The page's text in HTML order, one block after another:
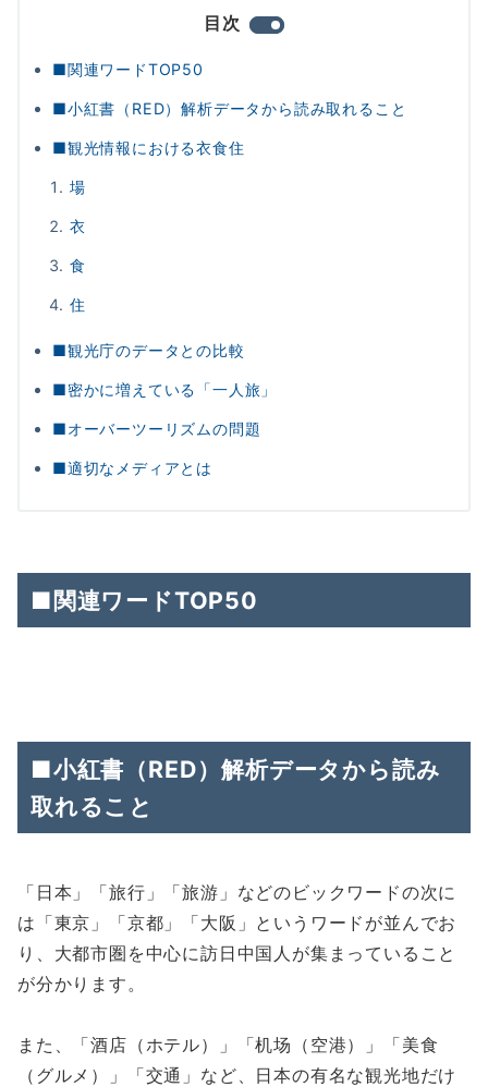
目次
■関連ワードTOP50
■小紅書（RED）解析データから読み取れること
■観光情報における衣食住
場
衣
食
住
■観光庁のデータとの比較
■密かに増えている「一人旅」
■オーバーツーリズムの問題
■適切なメディアとは
■関連ワードTOP50
■小紅書（RED）解析データから読み
取れること
「日本」「旅行」「旅游」などのビックワードの次に
は「東京」「京都」「大阪」というワードが並んでお
り、大都市圏を中心に訪日中国人が集まっていること
が分かります。
また、「酒店（ホテル）」「机场（空港）」「美食
（グルメ）」「交通」など、日本の有名な観光地だけ